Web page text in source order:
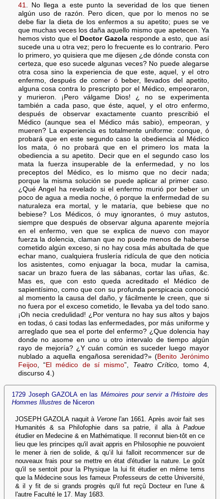
41
. No llega a este punto la severidad de los que tienen
algún uso de razón. Pero dicen, que por lo menos no se
debe fiar la dieta de los enfermos a su apetito; pues se ve
que muchas veces los daña aquello mismo que apetecen. Ya
hemos visto que el Doctor Gazola responde a esto, que así
sucede una u otra vez; pero lo frecuente es lo contrario. Pero
lo primero, yo quisiera que me dijesen ¿de dónde consta con
certeza, que eso sucede algunas veces? No puede alegarse
otra cosa sino la experiencia de que este, aquel, y el otro
enfermo, después de comer ó beber, llevados del apetito,
alguna cosa contra lo prescripto por el Médico, empeoraron,
y murieron. ¡Pero válgame Dios! ¿ no se experimenta
también a cada paso, que éste, aquel, y el otro enfermo,
después de observar exactamente cuanto prescribió el
Médico (aunque sea el Médico más sabio), empeoran, y
mueren? La experiencia es totalmente uniforme: conque, ó
probará que en este segundo caso la obediencia al Médico
los mata, ó no probará que en el primero los mata la
obediencia a su apetito. Decir que en el segundo caso los
mata la fuerza insuperable de la enfermedad, y no los
preceptos del Médico, es lo mismo que no decir nada;
porque la misma solución se puede aplicar al primer caso.
¿Qué Angel ha revelado si el enfermo murió por beber un
poco de agua a media noche, ó porque la enfermedad de su
naturaleza era mortal, y le mataría, que bebiese que no
bebiese? Los Médicos, ó muy ignorantes, ó muy astutos,
siempre que después de observar alguna aparente mejoría
en el enfermo, ven que se explica de nuevo con mayor
fuerza la dolencia, claman que no puede menos de haberse
cometido algún exceso, si no hay cosa más abultada de que
echar mano, cualquiera fruslería ridícula de que den noticia
los asistentes, como enjuagar la boca, mudar la camisa,
sacar un brazo fuera de las sábanas, cortar las uñas, &c.
Mas es, que con esto queda acreditado el Médico de
sapientísimo, como que con su profunda perspicacia conoció
al momento la causa del daño, y fácilmente le creen, que si
no fuera por el exceso cometido, le llevaba ya del todo sano.
¡Oh necia credulidad! ¿Por ventura no hay sus altos y bajos
en todas, ó casi todas las enfermedades, por más uniforme y
arreglado que sea el porte del enfermo? ¿Que dolencia hay
donde no asome en uno u otro intervalo de tiempo algún
rayo de mejoría? ¿Y cuán común es suceder luego mayor
nublado a aquella engañosa serenidad?» (Benito Jerónimo
Feijoo, “El médico de sí mismo”, Teatro Crítico,
tomo 4,
discurso 4.)
1729 Joseph GAZOLA en las Mémoires pour servir a l'Histoire des
Hommes Illustres de Niceron
JOSEPH GAZOLA naquit à Veronel'an 1661. Après avoir fait ses
Humanités & sa Philofophie dans sa patrie, il alla à Padoue
étudier en Medecine & en Mathématique. Il reconnut bien-tôt en ce
lieu que les principes qu'il avait appris en Philosophie ne pouvoient
le mener à rien de solide, & qu’il lui falloit recommencer sur de
nouveaux frais pour se mettre en état d'étudier la nature. Le goût
qu'il se sentoit pour la Physique la lui fit étudier en même tems
que la Médecine sous les fameux Professeurs de cette Université,
& il y fit de si grands progrès qu'il fut reçû Docteur en l'une &
l'autre Faculté le 17. May 1683.